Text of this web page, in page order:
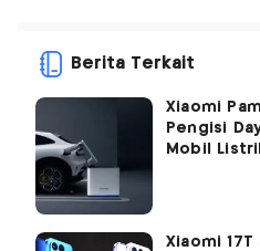
Berita Terkait
Xiaomi
Pengisi
Mobil
Xiaomi